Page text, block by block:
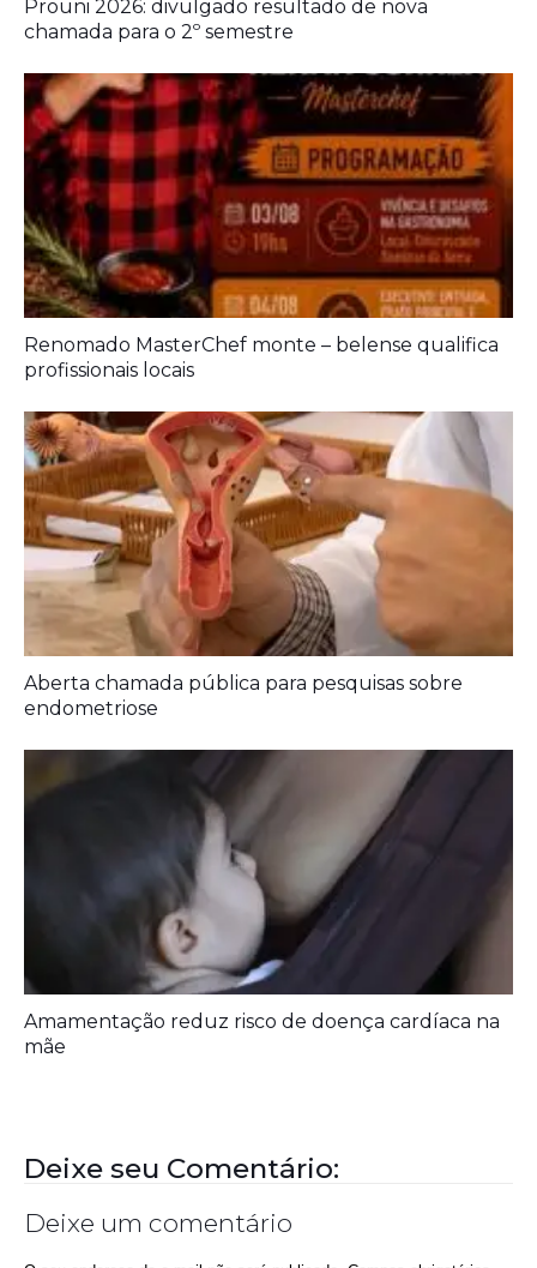
Prouni 2026: divulgado resultado de nova
chamada para o 2º semestre
Renomado MasterChef monte – belense qualifica
profissionais locais
Aberta chamada pública para pesquisas sobre
endometriose
Amamentação reduz risco de doença cardíaca na
mãe
Deixe seu Comentário:
Deixe um comentário